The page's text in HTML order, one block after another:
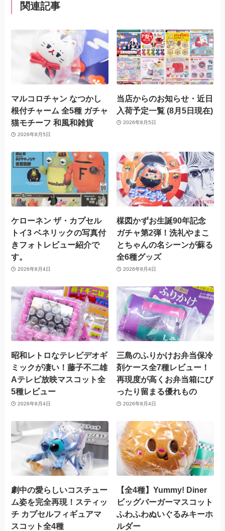
関連記事
マルコロチャン なつかし
根付チャーム 全5種 ガチャ
猫モチーフ 和風和雑貨
2026年8月5日
当店からのお知らせ・近日
入荷予定一覧 (8月5日現在)
2026年8月5日
ケローネン ザ・カプセル
トイ3 ベネリックの写真付
きフォトレビュー紹介で
す。
2026年8月4日
楳図かずお生誕90年記念
ガチャ第2弾！洗礼やまこ
とちゃんの名シーンが蘇る
全6種グッズ
2026年8月4日
昭和レトロなテレビデオギ
ミックが凄い！藤子不二雄
Aテレビ放映マスコット全
5種レビュー
2026年8月4日
三島のふりかけお弁当保冷
剤ケース全7種レビュー！
再現度が高くお弁当箱にぴ
ったり留まる優れもの
2026年8月4日
劇中の愛らしいコスチュー
ム姿を完全再現！スティッ
チ カプセルフィギュアマ
スコット全4種
【全4種】Yummy! Diner
ビッグバーガーマスコット
ふわふわぬいぐるみキーホ
ルダー